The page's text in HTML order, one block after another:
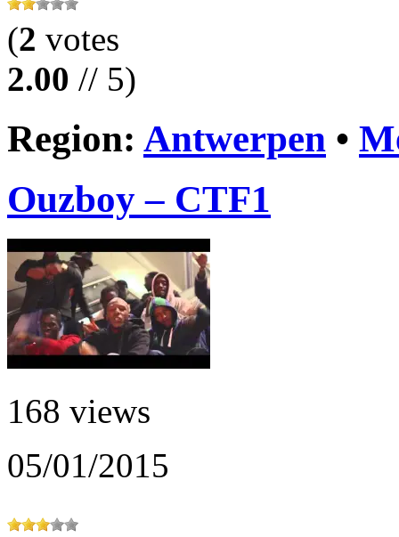
(2 votes
2.00 // 5)
Region: Antwerpen •
Ouzboy – CTF1
168 views
05/01/2015